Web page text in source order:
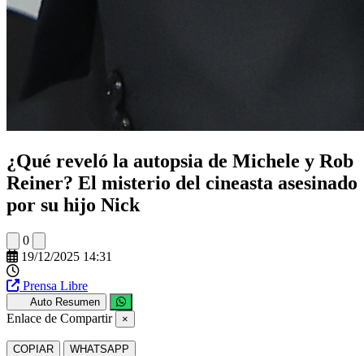
¿Qué reveló la autopsia de Michele y Rob
Reiner? El misterio del cineasta asesinado
por su hijo Nick
0
19/12/2025 14:31
Prensa Libre
Auto Resumen
Enlace de Compartir ×
COPIAR WHATSAPP